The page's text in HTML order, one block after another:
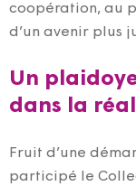
coopération, au
d’un avenir plus
Un
dans la
Fruit d’une
participé le